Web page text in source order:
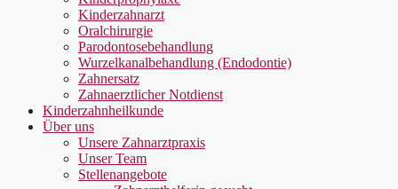
Kinderzahnarzt
Oralchirurgie
Parodontosebehandlung
Wurzelkanalbehandlung (Endodontie)
Zahnersatz
Zahnaerztlicher Notdienst
Kinderzahnheilkunde
Über uns
Unsere Zahnarztpraxis
Unser Team
Stellenangebote